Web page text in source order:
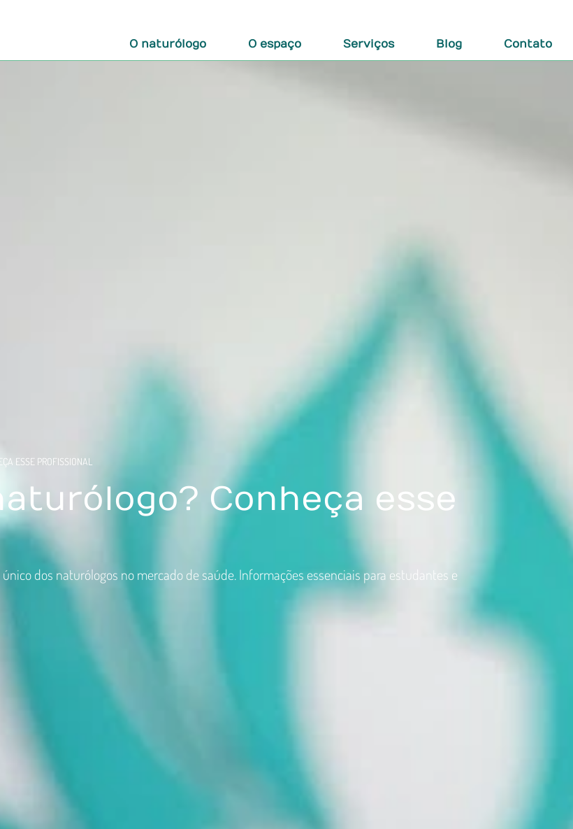
O naturólogo O espaço Serviços Blog Contato
ESSE PROFISSIONAL
Conheça esse
dos naturólogos no mercado de saúde. Informações essenciais para estudantes e